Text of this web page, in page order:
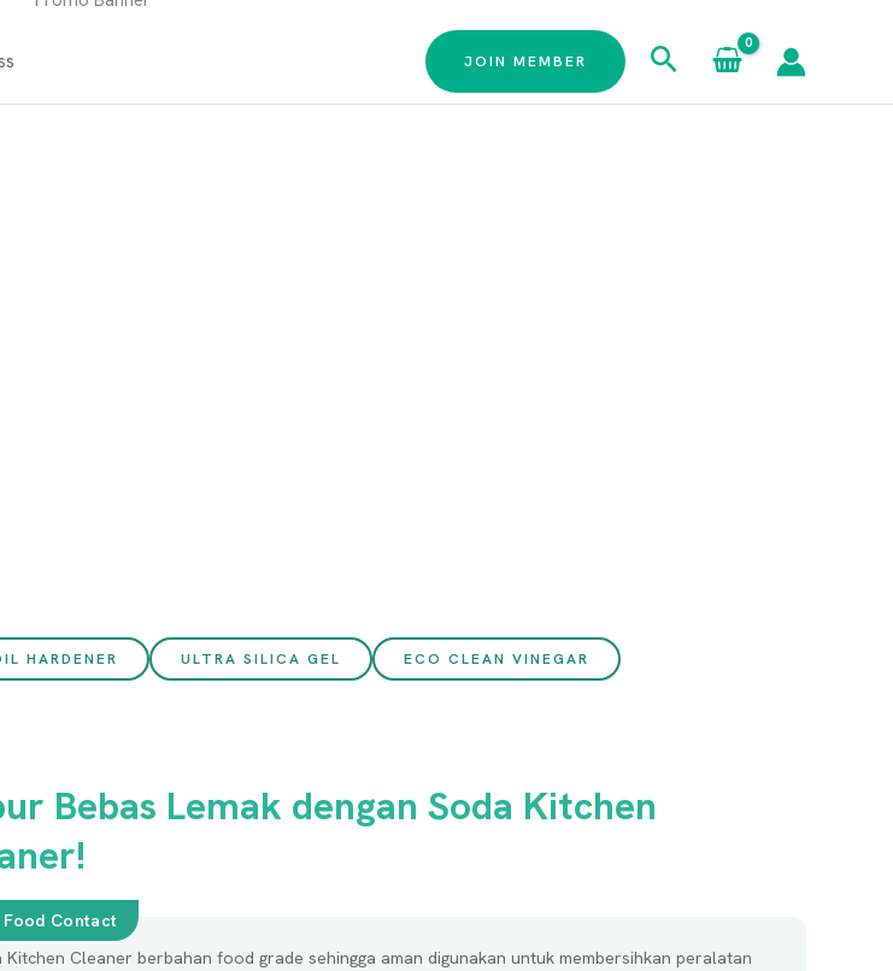
JOIN MEMBER Cari
HARDENER ULTRA SILICA GEL ECO CLEAN VINEGAR
Bebas Lemak dengan Soda Kitchen
Contact
Kitchen Cleaner berbahan food grade sehingga aman digunakan untuk membersihkan peralatan